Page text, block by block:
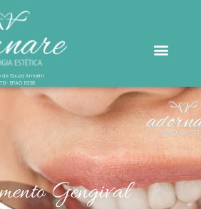
de Souza Amorim
EPAO 11338
Gengival